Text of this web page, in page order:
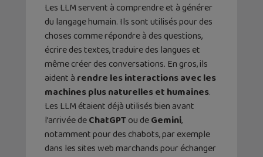
Les LLM servent à comprendre et à générer
du langage humain. Ils sont utilisés pour des
choses comme répondre à des questions,
écrire des textes, traduire des langues et
même créer des conversations. En gros, ils
aident à rendre les interactions avec les
machines plus naturelles et humaines.
Les LLM étaient déjà utilisés bien avant
l’arrivée deChatGPTou deGemini,
notamment pour des chabots, par exemple
dans les sites web marchands pour échanger